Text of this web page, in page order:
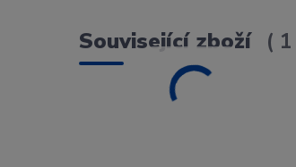
Související zboží 1